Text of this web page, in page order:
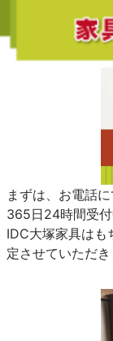
まずは、お電話
365日24時間受付
IDC大塚家具はも
定させていただき